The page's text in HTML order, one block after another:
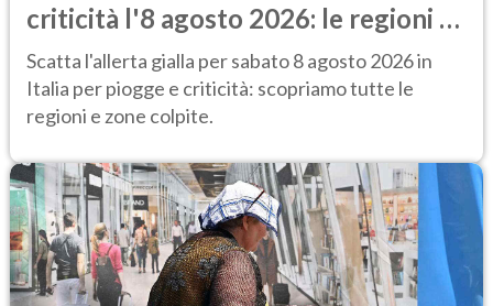
criticità l'8 agosto 2026: le regioni a
rischio
Scatta l'allerta gialla per sabato 8 agosto 2026 in
Italia per piogge e criticità: scopriamo tutte le
regioni e zone colpite.